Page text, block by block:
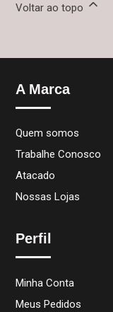
Voltar ao topo
A Marca
Quem somos
Trabalhe Conosco
Atacado
Nossas Lojas
Perfil
Minha Conta
Meus Pedidos